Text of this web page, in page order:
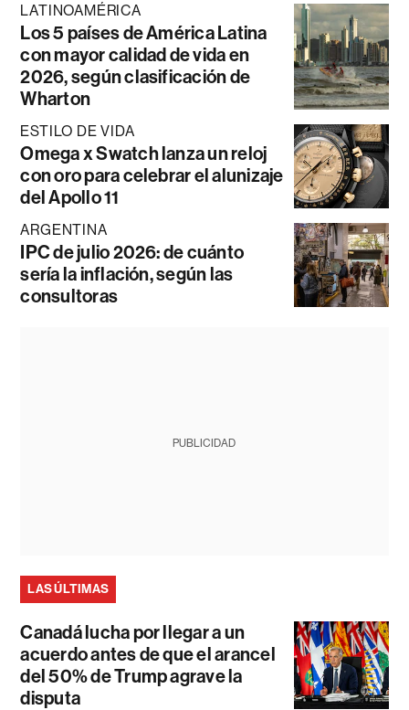
LATINOAMÉRICA
Los 5 países de América Latina
con mayor calidad de vida en
2026, según clasificación de
Wharton
ESTILO DE VIDA
Omega x Swatch lanza un reloj
con oro para celebrar el alunizaje
del Apollo 11
ARGENTINA
IPC de julio 2026: de cuánto
sería la inflación, según las
consultoras
PUBLICIDAD
LAS ÚLTIMAS
Canadá lucha por llegar a un
acuerdo antes de que el arancel
del 50% de Trump agrave la
disputa